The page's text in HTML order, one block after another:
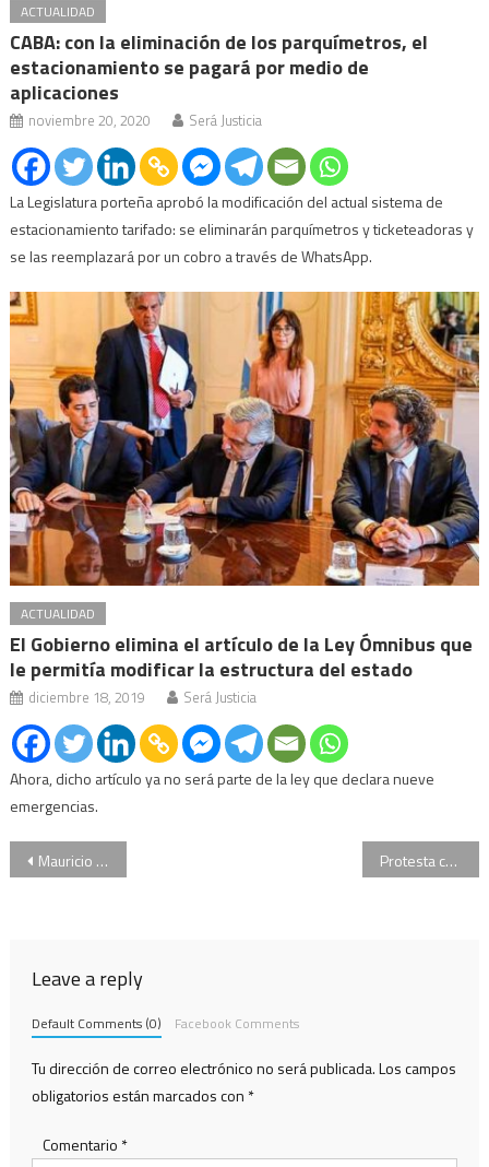
ACTUALIDAD
CABA: con la eliminación de los parquímetros, el
estacionamiento se pagará por medio de
aplicaciones
noviembre 20, 2020 Será Justicia
La Legislatura porteña aprobó la modificación del actual sistema de
estacionamiento tarifado: se eliminarán parquímetros y ticketeadoras y
se las reemplazará por un cobro a través de WhatsApp.
ACTUALIDAD
El Gobierno elimina el artículo de la Ley Ómnibus que
le permitía modificar la estructura del estado
diciembre 18, 2019 Será Justicia
Ahora, dicho artículo ya no será parte de la ley que declara nueve
emergencias.
Navegación
Mauricio Macri inicia una gira por Asia Protesta con “un verdurazo” en Constitución: hay incidentes
Leave a reply
Default Comments (0) Facebook Comments
Tu dirección de correo electrónico no será publicada.Los campos
obligatorios están marcados con *
Comentario *